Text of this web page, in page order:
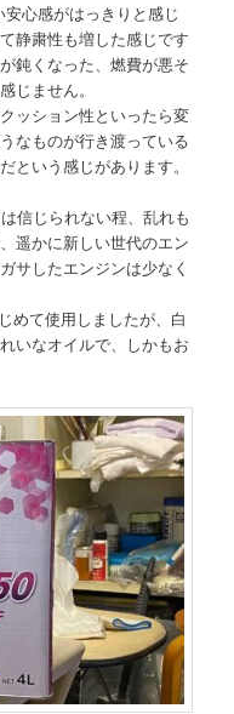
心感がはっきりと感じ
静粛性も増した感じです
鈍くなった、燃費が悪そ
じません。
ッション性といったら変
なものが行き渡っている
という感じがあります。
信じられない程、乱れも
遥かに新しい世代のエン
サしたエンジンは少なく
めて使用しましたが、白
いなオイルで、しかもお